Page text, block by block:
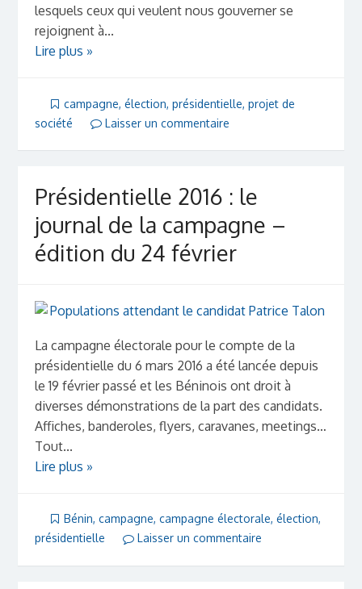
lesquels ceux qui veulent nous gouverner se
rejoignent à...
Lire plus »
campagne, élection, présidentielle, projet de
société
Laisser un commentaire
Présidentielle 2016 : le
journal de la campagne –
édition du 24 février
La campagne électorale pour le compte de la
présidentielle du 6 mars 2016 a été lancée depuis
le 19 février passé et les Béninois ont droit à
diverses démonstrations de la part des candidats.
Affiches, banderoles, flyers, caravanes, meetings…
Tout...
Lire plus »
Bénin, campagne, campagne électorale, élection,
présidentielle
Laisser un commentaire